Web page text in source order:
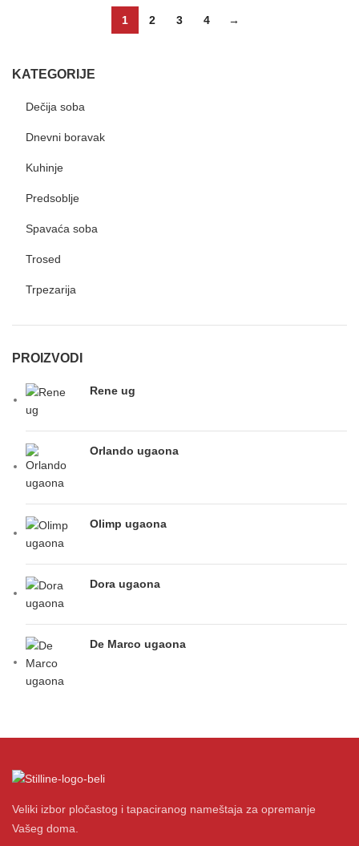
KATEGORIJE
Dečija soba
Dnevni boravak
Kuhinje
Predsoblje
Spavaća soba
Trosed
Trpezarija
PROIZVODI
Rene ug
Orlando ugaona
Olimp ugaona
Dora ugaona
De Marco ugaona
1 2 3 4 →
Veliki izbor pločastog i tapaciranog nameštaja za opremanje
Vašeg doma.